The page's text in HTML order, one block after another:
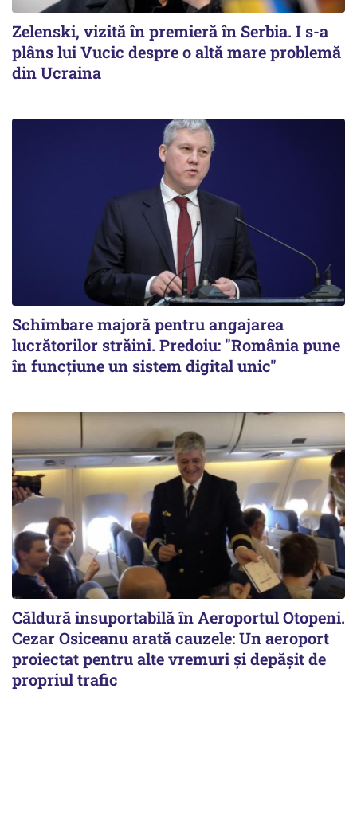
Zelenski, vizită în premieră în Serbia. I s-a
plâns lui Vucic despre o altă mare problemă
din Ucraina
Schimbare majoră pentru angajarea
lucrătorilor străini. Predoiu: "România pune
în funcțiune un sistem digital unic"
Căldură insuportabilă în Aeroportul Otopeni.
Cezar Osiceanu arată cauzele: Un aeroport
proiectat pentru alte vremuri și depășit de
propriul trafic